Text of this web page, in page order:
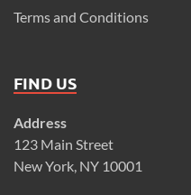
Terms and Conditions
FIND US
Address
123 Main Street
New York, NY 10001